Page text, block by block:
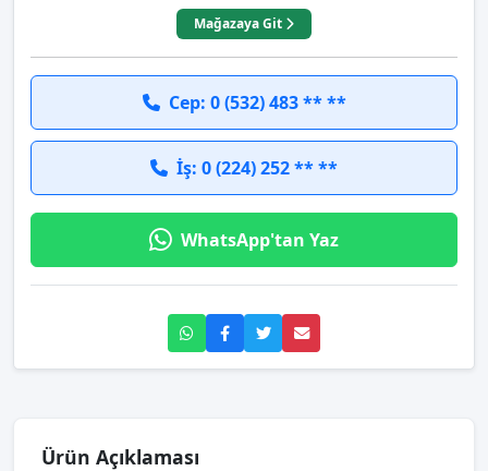
Mağazaya Git
Cep: 0 (532) 483 ** **
İş: 0 (224) 252 ** **
WhatsApp'tan Yaz
Ürün Açıklaması